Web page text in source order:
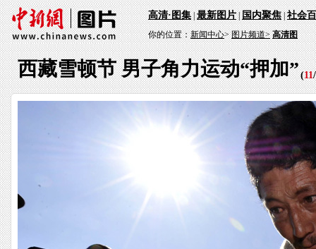
高清·图集|最新图片|国内聚焦|社会
你的位置：新闻中心>图片频道> 高清图
西藏雪顿节 男子角力运动“押加” (11/